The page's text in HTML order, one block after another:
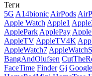
Теги
5G A14bionic AirPods
Apple Watch Apple1
ApplePark ApplePay
AppleTV AppleTV4K
AppleWatch7
BangAndOlufsen
FaceTime Finder Gj